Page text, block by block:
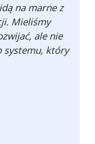
na marne z
Mieliśmy
ale nie
systemu, który